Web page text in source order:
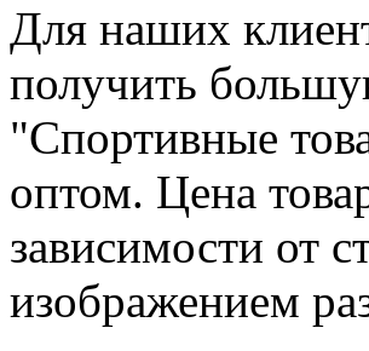
Для наших
получить
"Спортивные
оптом. Цена
зависимости от
изображением